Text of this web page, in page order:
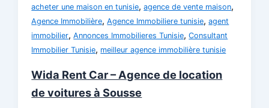
acheter une maison en tunisie,agence de vente maison,
Agence Immobilière,Agence Immobiliere tunisie,agent
immobilier,Annonces Immobilieres Tunisie,Consultant
Immobilier Tunisie, meilleur agence immobilière tunisie
Wida Rent Car – Agence de location
de voitures à Sousse